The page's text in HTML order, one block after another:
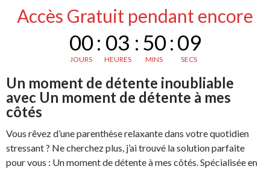
Accès Gratuit pendant encore
00
JOURS
: 03
HEURES
: 50
MINS
:08
SECS
Un moment de détente inoubliable
avec Un moment de détente à mes
côtés
Vous rêvez d’une parenthèse relaxante dans votre quotidien
stressant ? Ne cherchez plus, j’ai trouvé la solution parfaite
pour vous : Un moment de détente à mes côtés. Spécialisée en